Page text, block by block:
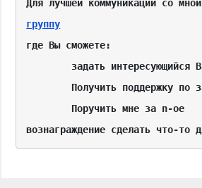
группу
где Вы сможете:
вознаграждение сделать что-то